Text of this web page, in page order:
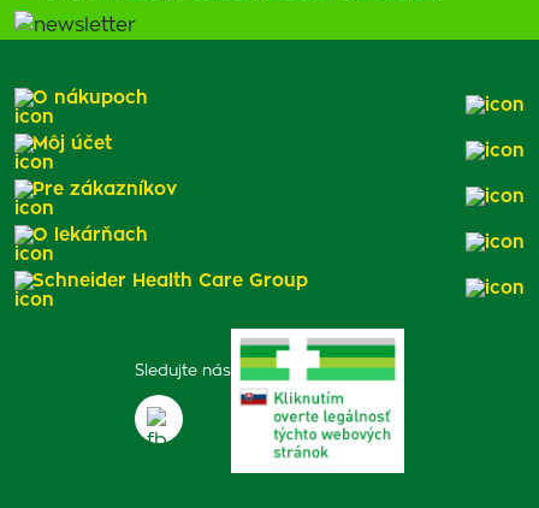
Sledujte nás
O nákupoch
Môj účet
Pre zákazníkov
O lekárňach
Schneider Health Care Group